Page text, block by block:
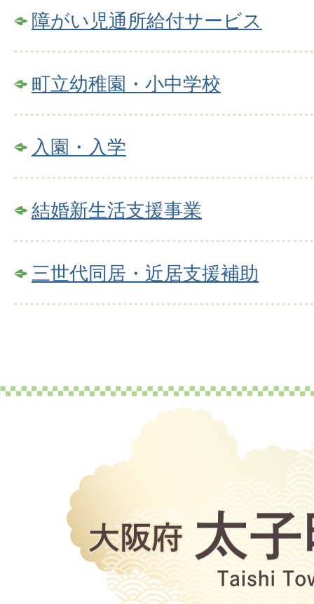
障がい児通所給付サービス
町立幼稚園・小中学校
入園・入学
結婚新生活支援事業
三世代同居・近居支援補助